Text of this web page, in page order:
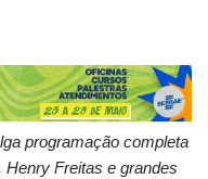
programação completa
Freitas e grandes